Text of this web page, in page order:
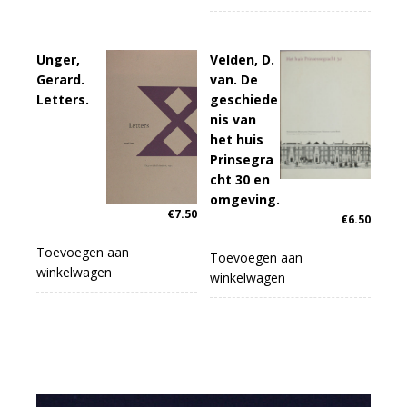
Unger,
Gerard.
Letters.
€7.50
Toevoegen aan
winkelwagen
Velden, D.
van. De
geschiede
nis van
het huis
Prinsegra
cht 30 en
omgeving.
€6.50
Toevoegen aan
winkelwagen